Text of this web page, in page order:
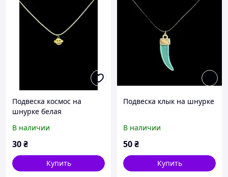
Подвеска космос на
шнурке белая
В наличии
30₴
Купить
Подвеска клык на шнурке
В наличии
50₴
Купить